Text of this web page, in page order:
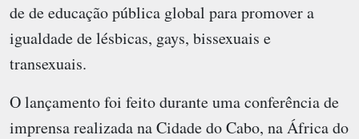
de de educação pública global para promover a
igualdade de lésbicas, gays, bissexuais e
transexuais.
O lançamento foi feito durante uma conferência de
imprensa realizada na Cidade do Cabo, na África do